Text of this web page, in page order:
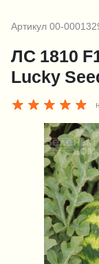
Артикул 00-
ЛС 1810
Lucky